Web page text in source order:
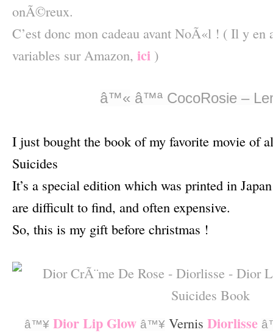
onÃ©reux.
C’est donc mon cadeau avant NoÃ«l ! ( Il y
variables sur Amazon, ici )
â™« â™ª CocoRosie –
I just bought the book of my favorite movie of
Suicides
It’s a special edition which was printed in
are difficult to find, and often expensive.
So, this is my gift before christmas !
â™¥ Dior Lip Glow â™¥ Vernis Diorlisse